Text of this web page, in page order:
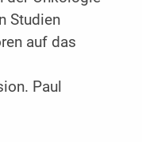
Studien
auf das
Paul